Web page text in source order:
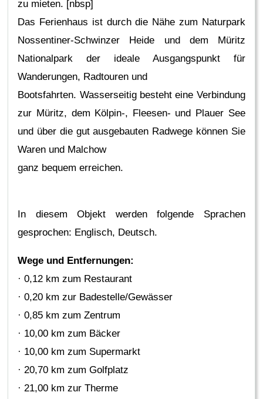
zu mieten. [nbsp]
Das Ferienhaus ist durch die Nähe zum Naturpark
Nossentiner-Schwinzer Heide und dem Müritz
Nationalpark der ideale Ausgangspunkt für
Wanderungen, Radtouren und
Bootsfahrten. Wasserseitig besteht eine Verbindung
zur Müritz, dem Kölpin-, Fleesen- und Plauer See
und über die gut ausgebauten Radwege können Sie
Waren und Malchow
ganz bequem erreichen.
In diesem Objekt werden folgende Sprachen
gesprochen: Englisch, Deutsch.
Wege und Entfernungen:
· 0,12 km zum Restaurant
· 0,20 km zur Badestelle/Gewässer
· 0,85 km zum Zentrum
· 10,00 km zum Bäcker
· 10,00 km zum Supermarkt
· 20,70 km zum Golfplatz
· 21,00 km zur Therme